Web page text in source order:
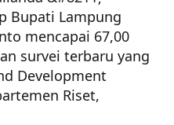
Bupati Lampung
mencapai 67,00
survei terbaru yang
Development
Riset,